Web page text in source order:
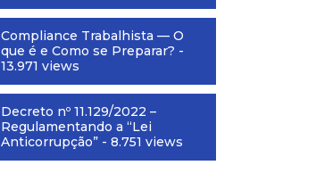
Compliance Trabalhista — O
que é e Como se Preparar? -
13.971 views
Decreto nº 11.129/2022 –
Regulamentando a “Lei
Anticorrupção” - 8.751 views